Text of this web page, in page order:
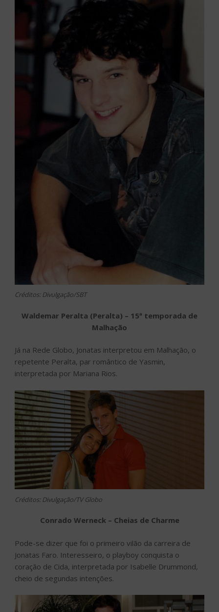
Créditos: Divulgação/SBT
Waldemar Peralta (Peralta) – 15ª temporada de
Malhação
Já na Rede Globo, Jonatas interpretou em Malhação, o
repetente Peralta, par romântico de Yasmin,
interpretada por Mariana Rios.
Créditos: Divulgação/TV Globo
Conrado Werneck – Cheias de Charme
Pode-se dizer que foi o primeiro vilão da carreira de
Jonatas Faro. Interesseiro, o playboy conquista o
coração de Cida, interpretada por Isabelle Drummond,
cheio de segundas intenções.